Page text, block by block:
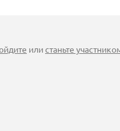
илистаньте